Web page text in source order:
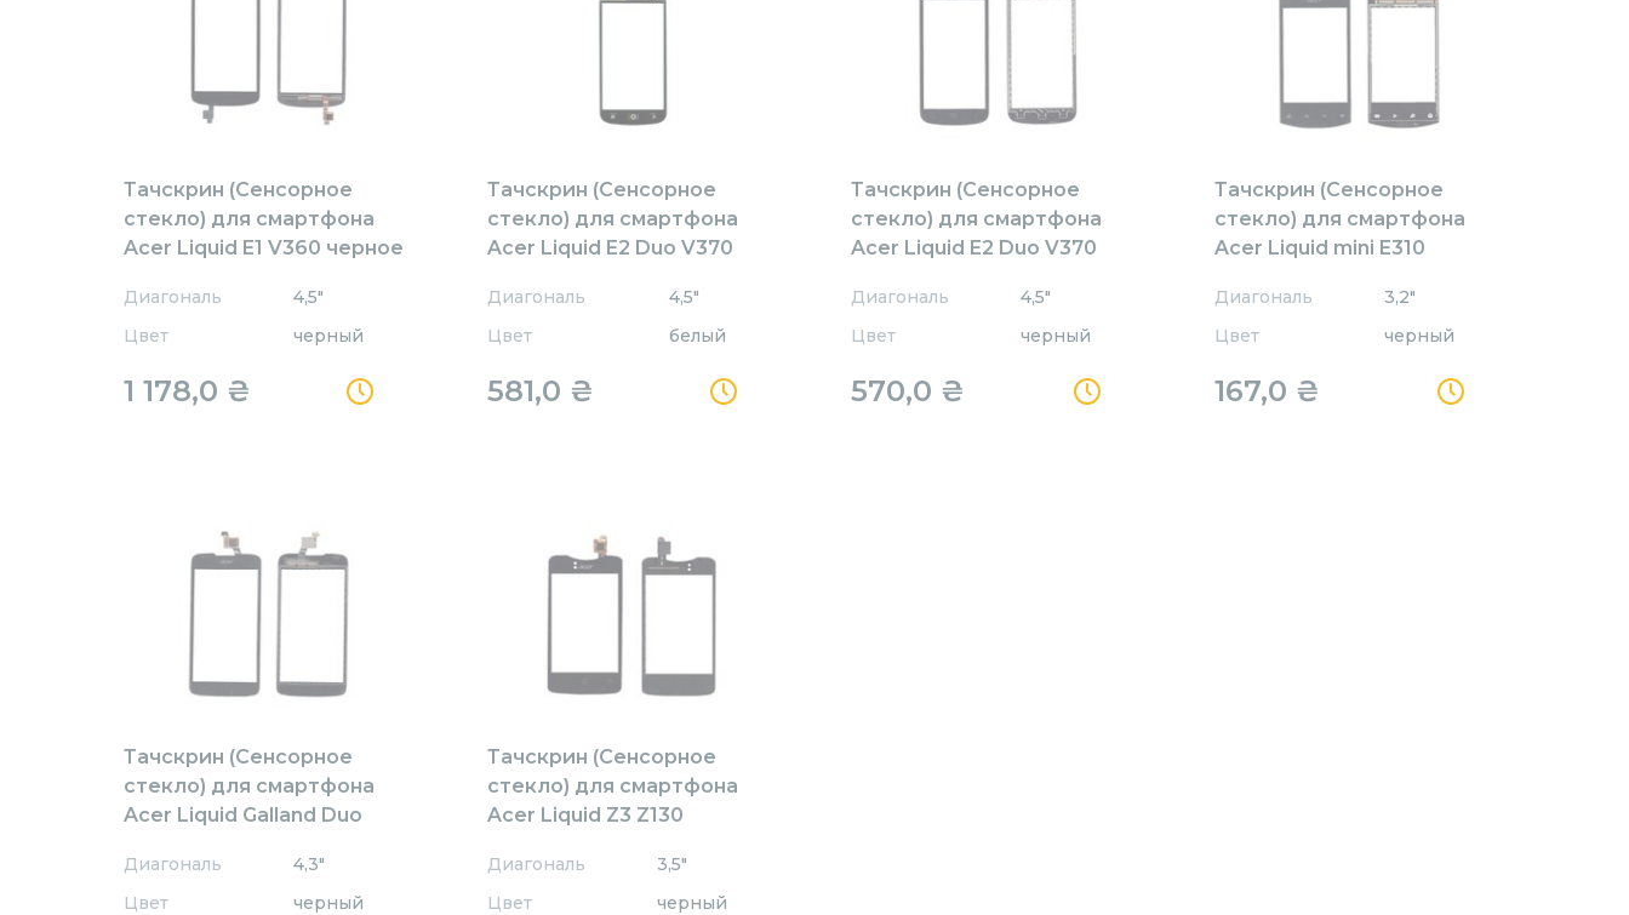
Тачскрин (Сенсорное
стекло) для смартфона
Acer Liquid E1 V360 черное
Диагональ
4,5"
Цвет
черный
1 178,0 ₴
Тачскрин (Сенсорное
стекло) для смартфона
Acer Liquid E2 Duo V370
Диагональ
4,5"
Цвет
белый
581,0 ₴
Тачскрин (Сенсорное
стекло) для смартфона
Acer Liquid E2 Duo V370
Диагональ
4,5"
Цвет
черный
570,0 ₴
Тачскрин (Сенсорное
стекло) для смартфона
Acer Liquid mini E310
Диагональ
3,2"
Цвет
черный
167,0 ₴
Тачскрин (Сенсорное
стекло) для смартфона
Acer Liquid Galland Duo
Диагональ
4,3"
Цвет
черный
Тачскрин (Сенсорное
стекло) для смартфона
Acer Liquid Z3 Z130
Диагональ
3,5"
Цвет
черный